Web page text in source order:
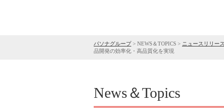
パソナグループ> NEWS＆TOPICS > ニュースリリース
品開発の効率化・高品質化を実現
News＆Topics